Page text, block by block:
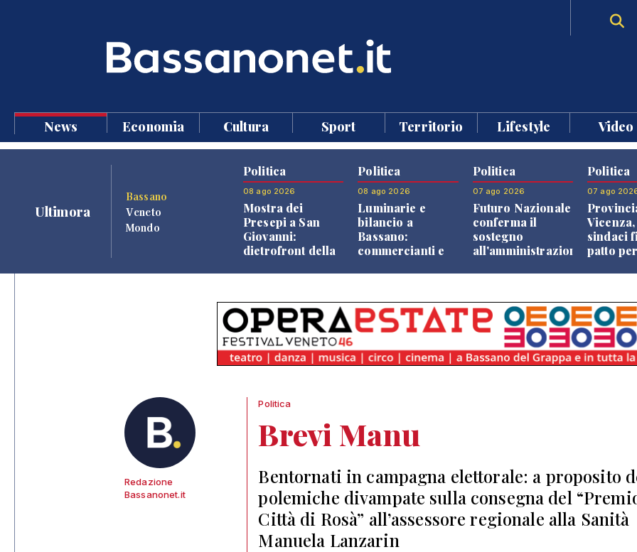
News Economia Cultura Sport Territorio Lifestyle Video
Ultimora
Bassano
Veneto
Mondo
Politica
08 ago 2026
Mostra dei
Presepi a San
Giovanni:
dietrofront della
Politica
08 ago 2026
Luminarie e
bilancio a
Bassano:
commercianti e
Politica
07 ago 2026
Futuro Nazionale
conferma il
sostegno
all'amministrazione
Politica
07 ago
sindaci
patto
Redazione
Bassanonet.it
Politica
Brevi Manu
Bentornati in campagna elettorale: a proposito
polemiche divampate sulla consegna del
Città di Rosà” all’assessore regionale alla Sanità
Manuela Lanzarin